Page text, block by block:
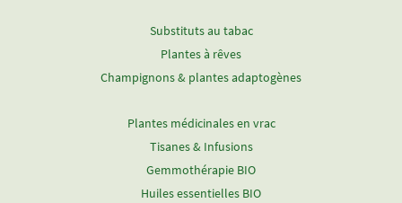
Substituts au tabac
Plantes à rêves
Champignons & plantes adaptogènes
Plantes médicinales en vrac
Tisanes & Infusions
Gemmothérapie BIO
Huiles essentielles BIO